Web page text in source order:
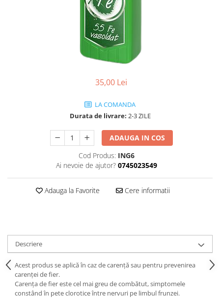
35,00 Lei
LA COMANDA
Durata de livrare: 2-3 ZILE
ADAUGA IN COS
Cod Produs: ING6
Ai nevoie de ajutor? 0745023549
Adauga la Favorite Cere informatii
Descriere
Acest produs se aplică în caz de carenţă sau pentru prevenirea
carenței de fier.
Carenţa de fier este cel mai greu de combătut, simptomele
constând în pete clorotice între nervuri pe limbul frunzei.